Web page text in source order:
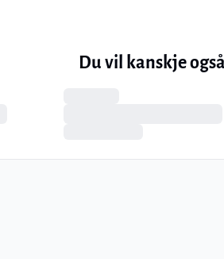
Du vil kanskje